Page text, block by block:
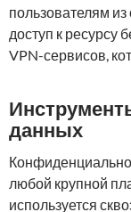
пользователям
доступ к ресурсу
VPN-сервисов,
данных
любой крупной
используется